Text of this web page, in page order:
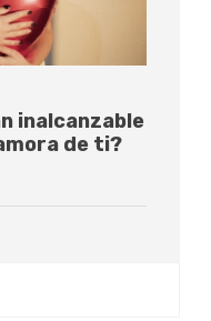
inalcanzable
de ti?